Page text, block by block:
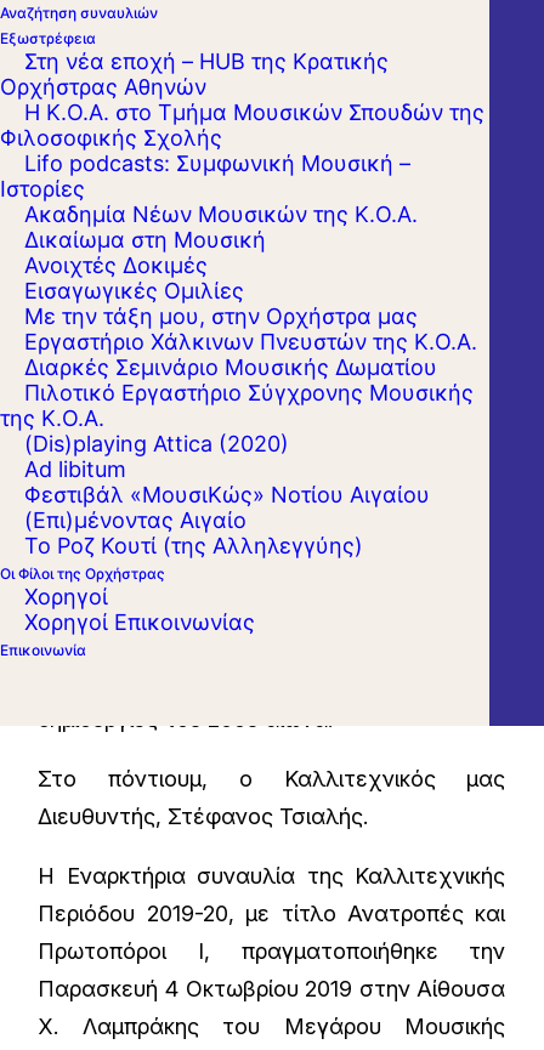
Αναζήτηση συναυλιών
Εξωστρέφεια
Στη νέα εποχή – HUB της Κρατικής
Ορχήστρας Αθηνών
Η Κ.Ο.Α. στο Τμήμα Μουσικών Σπουδών της
Φιλοσοφικής Σχολής
Lifo podcasts: Συμφωνική Μουσική –
Ιστορίες
Ακαδημία Νέων Μουσικών της Κ.Ο.Α.
Δικαίωμα στη Μουσική
Ανοιχτές Δοκιμές
Εισαγωγικές Ομιλίες
Με την τάξη μου, στην Ορχήστρα μας
Εργαστήριo Χάλκινων Πνευστών της Κ.Ο.Α.
Διαρκές Σεμινάριο Μουσικής Δωματίου
Πιλοτικό Εργαστήριο Σύγχρονης Μουσικής
της Κ.Ο.Α.
(Dis)playing Attica (2020)
Ad libitum
Φεστιβάλ «ΜουσιΚώς» Νοτίου Αιγαίου
(Επι)μένοντας Αιγαίο
Το Ροζ Κουτί (της Αλληλεγγύης)
Οι Φίλοι της Ορχήστρας
Χορηγοί
Χορηγοί Επικοινωνίας
Επικοινωνία
Όλοι εμείς στην Κρατική Ορχήστρα Αθηνών,
#ΜένουμεΑσφαλείς αλλά και πιστοί στο
καθιερωμένο ραντεβού μας κάθε
Παρασκευή, τώρα διαδικτυακά.
Λίγες ημέρες πριν την υψηλών συμβολισμών
γιορτή του Αγίου Πνεύματος, αυτή την
Παρασκευή 5 Ιουνίου στις 2 μ.μ., ανεβάζουμε
την Ιεροτελεστία της Άνοιξης του Ιγκόρ
Στραβίνσκυ. Μία ρηξικέλευθη σύνθεση, που
ξεχωρίζει για τη συγκλονιστική της δύναμη
και μυσταγωγία. Αντλώντας από αρχέγονες
παγανιστικές τελετές για την αναγέννηση
της φύσης και τον ερχομό της Άνοιξης, ο
Στραβίνσκυ παρέδωσε ένα μπαλέτο που
μπορεί αρχικά να σόκαρε, αλλά σήμερα
Στο πόντιουμ, ο Καλλιτεχνικός μας
Διευθυντής, Στέφανος Τσιαλής.
Η Εναρκτήρια συναυλία της Καλλιτεχνικής
Περιόδου 2019-20, με τίτλο Ανατροπές και
Πρωτοπόροι Ι, πραγματοποιήθηκε την
Παρασκευή 4 Οκτωβρίου 2019 στην Αίθουσα
Χ. Λαμπράκης του Μεγάρου Μουσικής